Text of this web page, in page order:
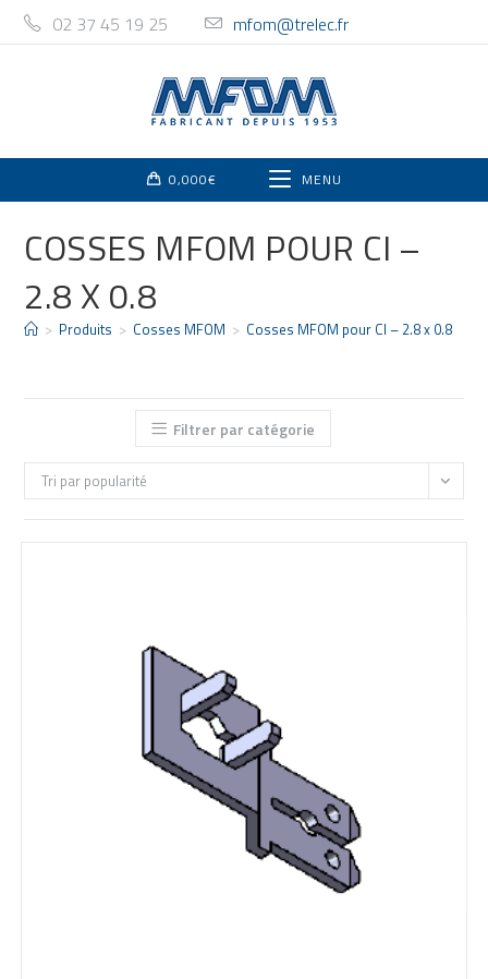
02 37 45 19 25 mfom@trelec.fr
0,000€ MENU
COSSES MFOM POUR CI –
2.8 X 0.8
> Produits > Cosses MFOM > Cosses MFOM pour CI – 2.8 x 0.8
Filtrer par catégorie
Tri par popularité